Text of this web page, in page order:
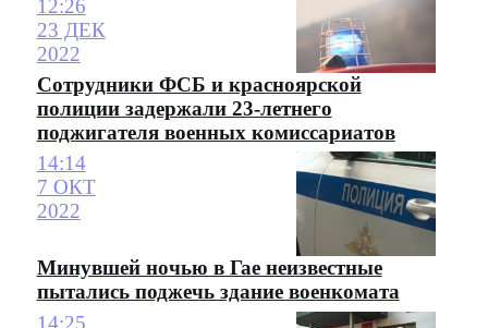
12:26
23 ДЕК
2022
Сотрудники ФСБ и красноярской
полиции задержали 23-летнего
поджигателя военных комиссариатов
14:14
7 ОКТ
2022
Минувшей ночью в Гае неизвестные
пытались поджечь здание военкомата
14:25